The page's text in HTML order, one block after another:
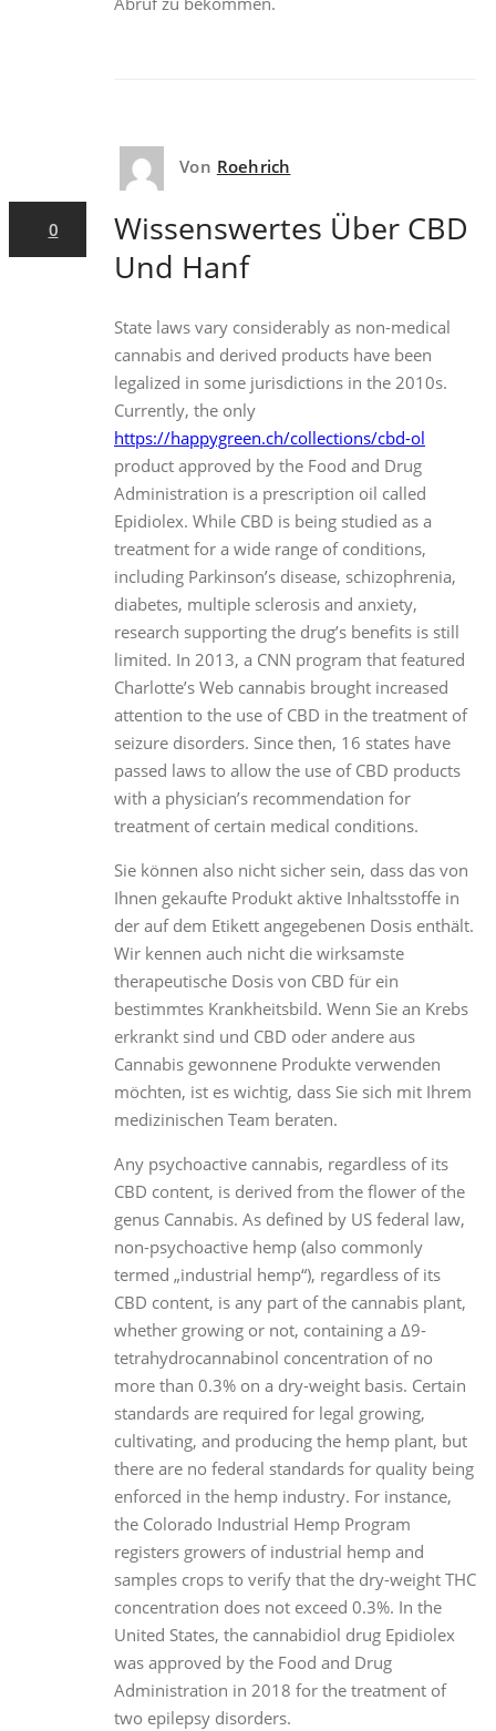
0
Von Roehrich
Wissenswertes Über CBD
Und Hanf
State laws vary considerably as non-medical
cannabis and derived products have been
legalized in some jurisdictions in the 2010s.
Currently, the only
https://happygreen.ch/collections/cbd-ol
product approved by the Food and Drug
Administration is a prescription oil called
Epidiolex. While CBD is being studied as a
treatment for a wide range of conditions,
including Parkinson’s disease, schizophrenia,
diabetes, multiple sclerosis and anxiety,
research supporting the drug’s benefits is still
limited. In 2013, a CNN program that featured
Charlotte’s Web cannabis brought increased
attention to the use of CBD in the treatment of
seizure disorders. Since then, 16 states have
passed laws to allow the use of CBD products
with a physician’s recommendation for
treatment of certain medical conditions.
Sie können also nicht sicher sein, dass das von
Ihnen gekaufte Produkt aktive Inhaltsstoffe in
der auf dem Etikett angegebenen Dosis enthält.
Wir kennen auch nicht die wirksamste
therapeutische Dosis von CBD für ein
bestimmtes Krankheitsbild. Wenn Sie an Krebs
erkrankt sind und CBD oder andere aus
Cannabis gewonnene Produkte verwenden
möchten, ist es wichtig, dass Sie sich mit Ihrem
medizinischen Team beraten.
Any psychoactive cannabis, regardless of its
CBD content, is derived from the flower of the
genus Cannabis. As defined by US federal law,
non-psychoactive hemp (also commonly
termed „industrial hemp“), regardless of its
CBD content, is any part of the cannabis plant,
whether growing or not, containing a ∆9-
tetrahydrocannabinol concentration of no
more than 0.3% on a dry-weight basis. Certain
standards are required for legal growing,
cultivating, and producing the hemp plant, but
there are no federal standards for quality being
enforced in the hemp industry. For instance,
the Colorado Industrial Hemp Program
registers growers of industrial hemp and
samples crops to verify that the dry-weight THC
concentration does not exceed 0.3%. In the
United States, the cannabidiol drug Epidiolex
was approved by the Food and Drug
Administration in 2018 for the treatment of
two epilepsy disorders.